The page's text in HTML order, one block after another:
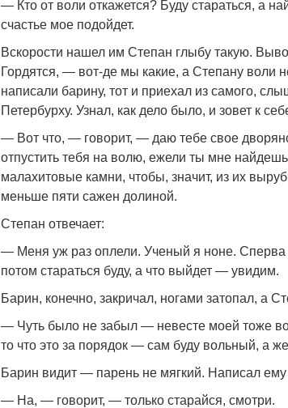
— Кто от воли откажется? Буду стараться, а
счастье мое подойдет.
Вскорости нашел им Степан глыбу такую.
Гордятся, — вот-де мы какие, а Степану воли
написали барину, тот и приехал из самого,
Петербурху. Узнал, как дело было, и зовет к
— Вот что, — говорит, — даю тебе свое
отпустить тебя на волю, ежели ты мне
малахитовые камни, чтобы, значит, из их
меньше пяти сажен долиной.
Степан отвечает:
— Меня уж раз оплели. Ученый я ноне.
потом стараться буду, а что выйдет — увидим.
Барин, конечно, закричал, ногами затопал, а
— Чуть было не забыл — невесте моей тоже
то что это за порядок — сам буду вольный, а
Барин видит — парень не мягкий. Написал ему
— На, — говорит, — только старайся, смотри.